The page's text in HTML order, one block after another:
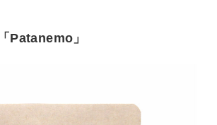
Patanemo」